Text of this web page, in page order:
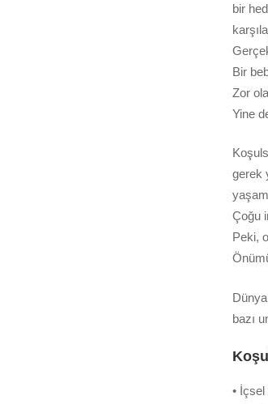
bir
Bir
Zor
Yine
gerek
Çoğu
Peki,
bazı
•